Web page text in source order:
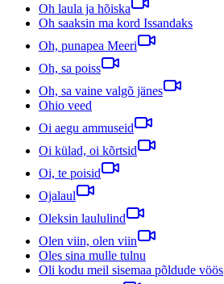
Oh laula ja hõiska
Oh saaksin ma kord Issandaks
Oh, punapea Meeri
Oh, sa poiss
Oh, sa vaine valgõ jänes
Ohio veed
Oi aegu ammuseid
Oi külad, oi kõrtsid
Oi, te poisid
Ojalaul
Oleksin laululind
Olen viin, olen viin
Oles sina mulle tulnu
Oli kodu meil sisemaa põldude vöös